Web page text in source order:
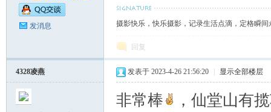
发消息 摄影快乐，快乐摄影，记录生活点滴，定格瞬
回复
4328凌燕 发表于 2023-4-26 21:56:20 显示全部楼层
非常棒 ，仙堂山有